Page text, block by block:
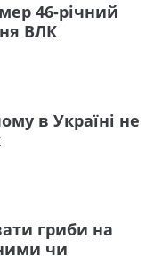
46-річний
ВЛК
в Україні не
гриби на
чи